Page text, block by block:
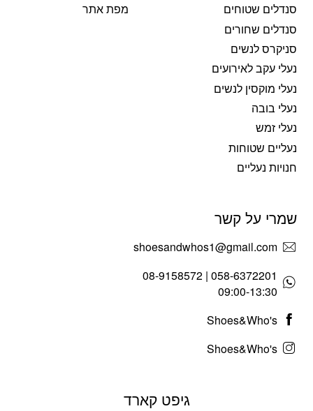
סנדלים שטוחים
סנדלים שחורים
סניקרס לנשים
נעלי עקב לאירועים
נעלי מוקסין לנשים
נעלי בובה
נעלי זמש
נעליים שטוחות
חנויות נעליים
מפת אתר
שמרי על קשר
shoesandwhos1@gmail.com
058-6372201 | 08-9158572
09:00-13:30
Shoes&Who's
Shoes&Who's
גיפט קארד